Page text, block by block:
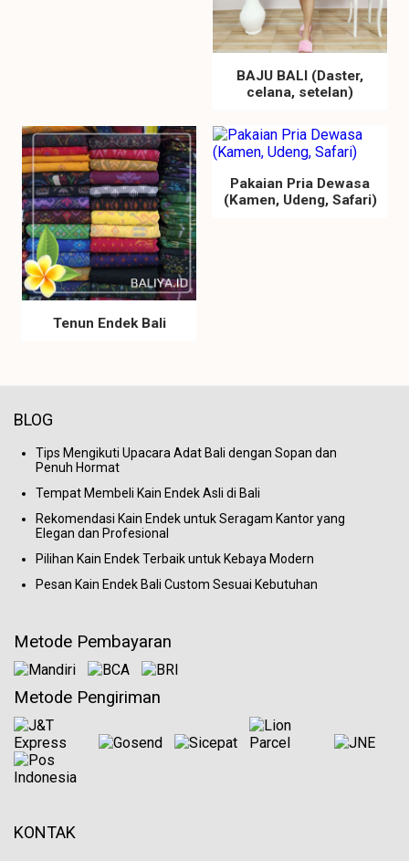
BAJU BALI (Daster,
celana, setelan)
Tenun Endek Bali
Pakaian Pria Dewasa
(Kamen, Udeng, Safari)
BLOG
Tips Mengikuti Upacara Adat Bali dengan Sopan dan
Penuh Hormat
Tempat Membeli Kain Endek Asli di Bali
Rekomendasi Kain Endek untuk Seragam Kantor yang
Elegan dan Profesional
Pilihan Kain Endek Terbaik untuk Kebaya Modern
Pesan Kain Endek Bali Custom Sesuai Kebutuhan
Metode Pembayaran
Metode Pengiriman
KONTAK